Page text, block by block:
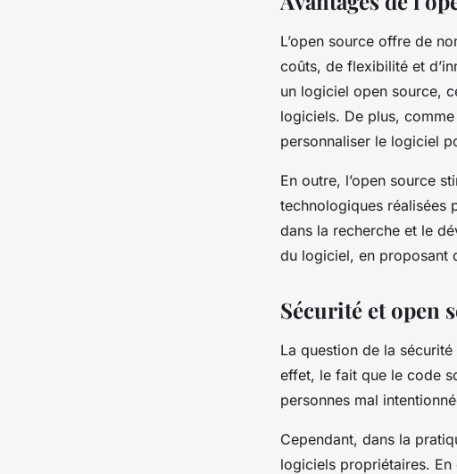
L’open source offre de
coûts, de flexibilité et
un logiciel open source,
logiciels. De plus,
personnaliser le logiciel
En outre, l’open source
technologiques réalisées
dans la recherche et le
du logiciel, en proposant
Sécurité et open
La question de la
effet, le fait que le code
personnes mal
Cependant, dans la
logiciels propriétaires.